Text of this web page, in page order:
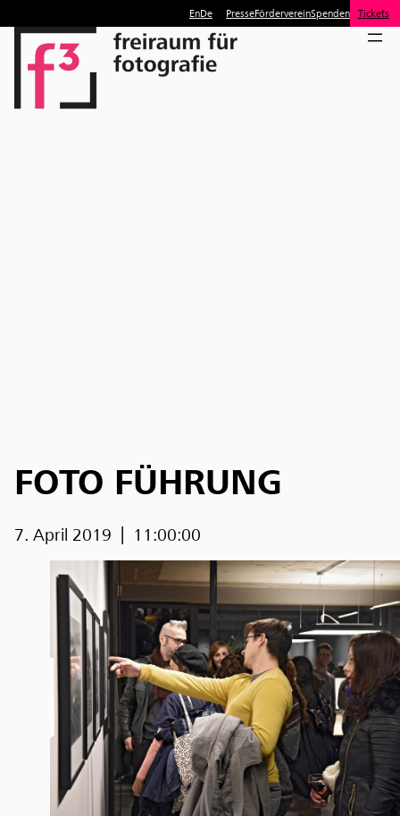
EnDe PresseFördervereinSpenden Tickets
FOTO FÜHRUNG
7. April 2019 11:00:00